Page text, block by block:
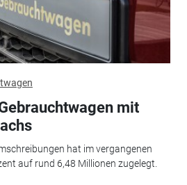
mit
hat im vergangenen
auf rund 6,48 Millionen zugelegt.